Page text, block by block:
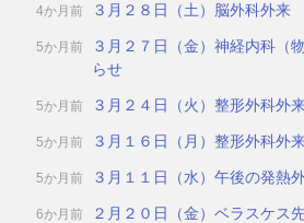
4か月前 ３月２８日（土）脳外科外
5か月前
３月２７日（金）神経内科
らせ
5か月前 ３月２４日（火）整形外科
5か月前 ３月１６日（月）整形外科
5か月前 ３月１１日（水）午後の発熱
6か月前
２月２０日（金）ベラスケス